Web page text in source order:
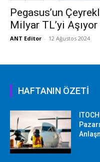
Pegasus’un
Milyar TL’yi Aşıyor
ANT Editor - 12 Ağustos 2024
HAFTANIN ÖZETİ